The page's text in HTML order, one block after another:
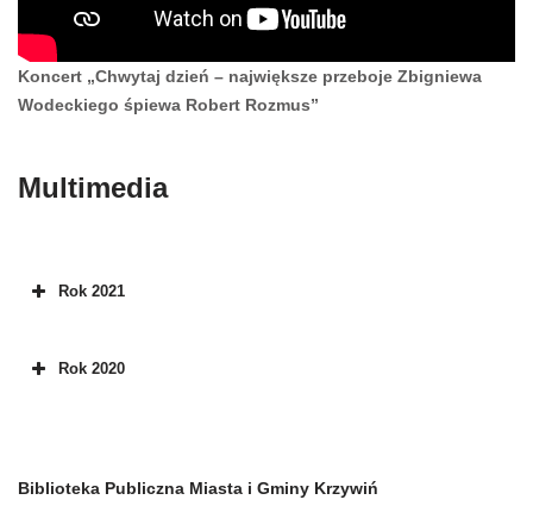
Koncert „Chwytaj dzień – największe przeboje Zbigniewa
Wodeckiego śpiewa Robert Rozmus”
Multimedia
Rok 2021
Rok 2020
Biblioteka Publiczna Miasta i Gminy Krzywiń